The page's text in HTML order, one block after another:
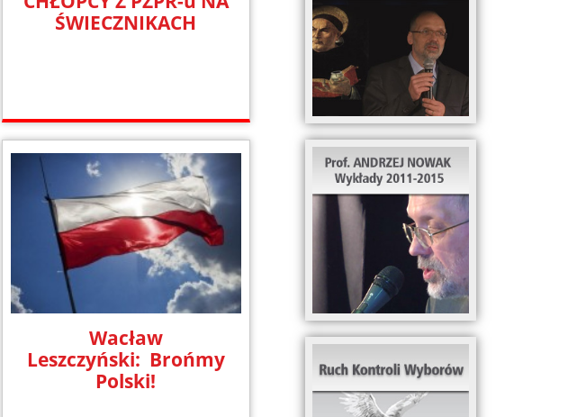
ŚWIECZNIKACH
Wacław
Leszczyński: Brońmy
Polski!